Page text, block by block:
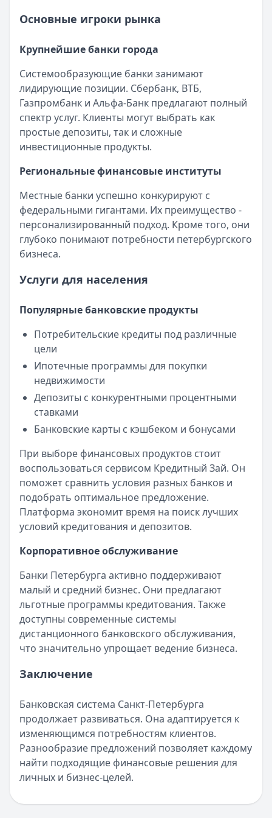
Рейтинг:
(11 отзывов)
Газпромбанк— Простая кредитная карта
Льготный период:—
Рейтинг:4.6(10 отзывов)
Кредит Европа Банк— Urban card
Лимит: до600 000 ₽
Льготный период:55 дней
Обслуживание:Бесплатно
Рейтинг:4.5
Т-Банк
Лимит: до1 000 000 ₽
Льготный период:55 дней
Обслуживание:590 ₽ в год
Рейтинг:4.8(12 отзывов)
Сбербанк— СберКарта
Лимит: до1 000 000 ₽
Обслуживание:Бесплатно
Уралсиб Банк— 120 дней на максимум
Льготный период:120 дней
Обслуживание:
Рейтинг:4.7
Все кредитные карты
Автокредиты — лучшие предложения
Альфа-Банк— Кредит на автомобиль
Рейтинг:4.6(16 отзывов)
Рейтинг:4.8(15 отзывов)
Альфа-Банк— Автомобиль у дилера
Рейтинг:4.6(16 отзывов)
Т-Банк— Рефинансирование
Рейтинг:4.8(15 отзывов)
Сбербанк— Лайт (господдержка)
Рейтинг:
(15 отзывов)
Сбербанк— Драйв лайт
Рейтинг:4.6(15 отзывов)
— Наличные на авто
Рейтинг:4.8(16 отзывов)
Сбербанк— Лайт
Рейтинг:4.6(15 отзывов)
Все автокредиты
Альфа-Банк— Семейная ипотека
Совкомбанк— Семейная ипотека
Рейтинг:4.9
Альфа-Банк— Вторичное жилье
Рейтинг:4.9
Т-Банк— Новостройка
Рейтинг:4.6
Альфа-Банк
Рейтинг:4.9
Кратко:Получите кредит на сумму до 5 000 000 рублей
Категория:Кредиты
Читать статью
Все статьи
Основные игроки рынка
Крупнейшие банки города
Системообразующие банки занимают
лидирующие позиции. Сбербанк, ВТБ,
Газпромбанк и Альфа-Банк предлагают полный
спектр услуг. Клиенты могут выбрать как
простые депозиты, так и сложные
инвестиционные продукты.
Региональные финансовые институты
Местные банки успешно конкурируют с
федеральными гигантами. Их преимущество -
персонализированный подход. Кроме того, они
глубоко понимают потребности петербургского
бизнеса.
Услуги для населения
Популярные банковские продукты
Потребительские кредиты под различные
цели
Ипотечные программы для покупки
недвижимости
Депозиты с конкурентными процентными
ставками
Банковские карты с кэшбеком и бонусами
При выборе финансовых продуктов стоит
воспользоваться сервисом Кредитный Зай. Он
поможет сравнить условия разных банков и
подобрать оптимальное предложение.
Платформа экономит время на поиск лучших
условий кредитования и депозитов.
Корпоративное обслуживание
Банки Петербурга активно поддерживают
малый и средний бизнес. Они предлагают
льготные программы кредитования. Также
доступны современные системы
дистанционного банковского обслуживания,
что значительно упрощает ведение бизнеса.
Заключение
Банковская система Санкт-Петербурга
продолжает развиваться. Она адаптируется к
изменяющимся потребностям клиентов.
Разнообразие предложений позволяет каждому
найти подходящие финансовые решения для
личных и бизнес-целей.